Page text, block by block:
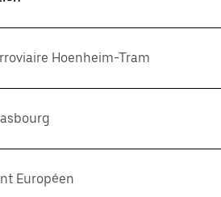
Hoenheim-Tram
Européen